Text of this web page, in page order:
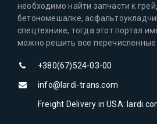
необходимо найти запчасти к
бетономешалке,
спецтехнике, тогда этот портал
можно решить все перечисленные
+380(67)524-03-00
info@lardi-trans.com
Freight Delivery in USA: